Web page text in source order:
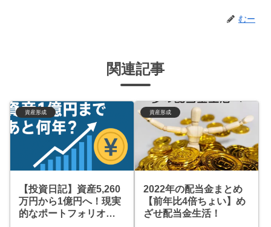
むー
関連記事
資産形成
【投資日記】資産5,260
万円から1億円へ！現実
的なポートフォリオと
資産形成
2022年の配当金まとめ
【前年比4倍ちょい】め
ざせ配当金生活！